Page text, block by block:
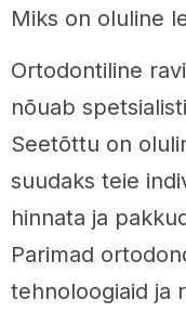
Miks on oluline
Ortodontiline
nõuab
Seetõttu on
suudaks teie
hinnata ja
Parimad
tehnoloogiaid ja